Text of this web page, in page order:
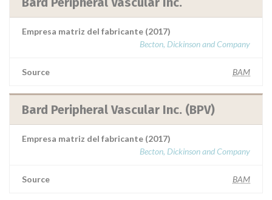
Empresa matriz del fabricante (2017)
Becton, Dickinson and Company
Source BAM
Bard Peripheral Vascular Inc. (BPV)
Empresa matriz del fabricante (2017)
Becton, Dickinson and Company
Source BAM